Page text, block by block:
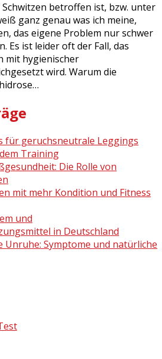
betroffen ist, bzw. unter
ganz genau was ich meine,
das eigene Problem nur schwer
Es ist leider oft der Fall, das
mit hygienischer
wird. Warum die
für geruchsneutrale Leggings
Training
Die Rolle von
mit mehr Kondition und Fitness
und
in Deutschland
Unruhe: Symptome und natürliche